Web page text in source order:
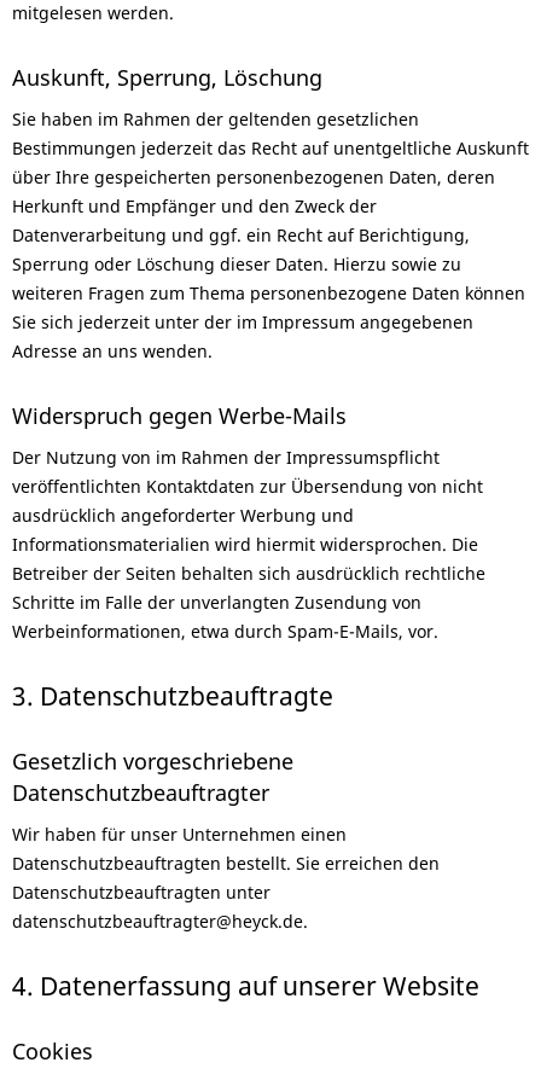
mitgelesen werden.
Auskunft, Sperrung, Löschung
Sie haben im Rahmen der geltenden gesetzlichen
Bestimmungen jederzeit das Recht auf unentgeltliche Auskunft
über Ihre gespeicherten personenbezogenen Daten, deren
Herkunft und Empfänger und den Zweck der
Datenverarbeitung und ggf. ein Recht auf Berichtigung,
Sperrung oder Löschung dieser Daten. Hierzu sowie zu
weiteren Fragen zum Thema personenbezogene Daten können
Sie sich jederzeit unter der im Impressum angegebenen
Adresse an uns wenden.
Widerspruch gegen Werbe-Mails
Der Nutzung von im Rahmen der Impressumspflicht
veröffentlichten Kontaktdaten zur Übersendung von nicht
ausdrücklich angeforderter Werbung und
Informationsmaterialien wird hiermit widersprochen. Die
Betreiber der Seiten behalten sich ausdrücklich rechtliche
Schritte im Falle der unverlangten Zusendung von
Werbeinformationen, etwa durch Spam-E-Mails, vor.
3. Datenschutzbeauftragte
Gesetzlich vorgeschriebene
Datenschutzbeauftragter
Wir haben für unser Unternehmen einen
Datenschutzbeauftragten bestellt. Sie erreichen den
Datenschutzbeauftragten unter
datenschutzbeauftragter@heyck.de.
4. Datenerfassung auf unserer Website
Cookies